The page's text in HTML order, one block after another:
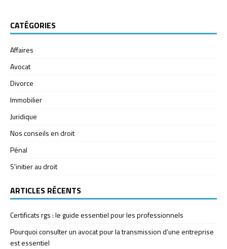
CATÉGORIES
Affaires
Avocat
Divorce
Immobilier
Juridique
Nos conseils en droit
Pénal
S'initier au droit
ARTICLES RÉCENTS
Certificats rgs : le guide essentiel pour les professionnels
Pourquoi consulter un avocat pour la transmission d’une entreprise
est essentiel